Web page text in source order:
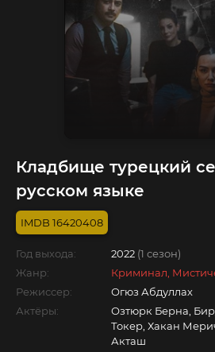
Кладбище турецкий
русском языке
16420408
Год выхода: 2022 (1 сезон)
Жанр:
Криминал,
Режиссер:
Огюз Абдуллах
Актёры:
Озтюрк Берна,
Токер, Хакан
Акташ